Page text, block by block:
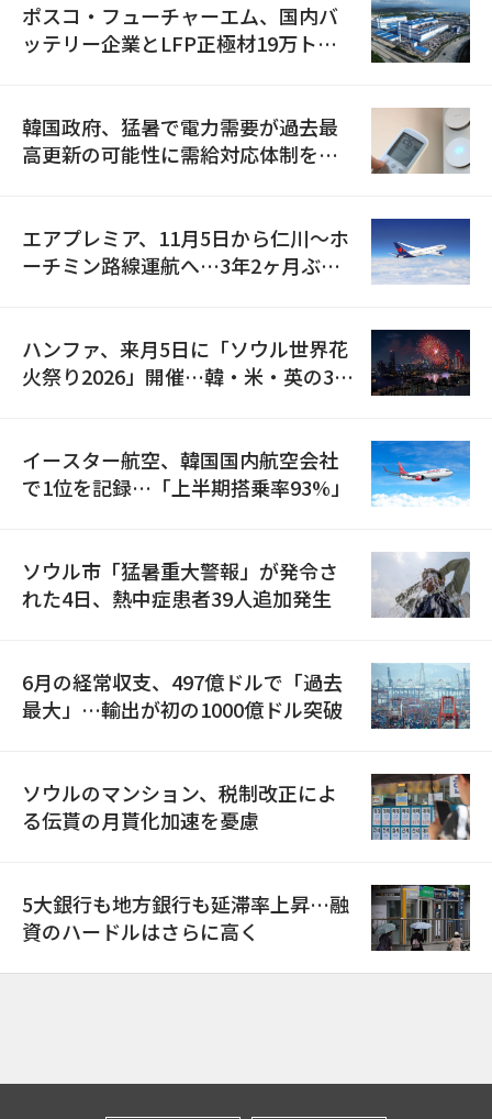
ポスコ・フューチャーエム、国内バ
ッテリー企業とLFP正極材19万トン
韓国政府、猛暑で電力需要が過去最
高更新の可能性に需給対応体制を点
エアプレミア、11月5日から仁川〜ホ
ーチミン路線運航へ…3年2ヶ月ぶり
ハンファ、来月5日に「ソウル世界花
火祭り2026」開催…韓・米・英の3カ
イースター航空、韓国国内航空会社
で1位を記録…「上半期搭乗率93%」
ソウル市「猛暑重大警報」が発令さ
れた4日、熱中症患者39人追加発生
6月の経常収支、497億ドルで「過去
最大」…輸出が初の1000億ドル突破
ソウルのマンション、税制改正によ
る伝貰の月貰化加速を憂慮
5大銀行も地方銀行も延滞率上昇…融
資のハードルはさらに高く